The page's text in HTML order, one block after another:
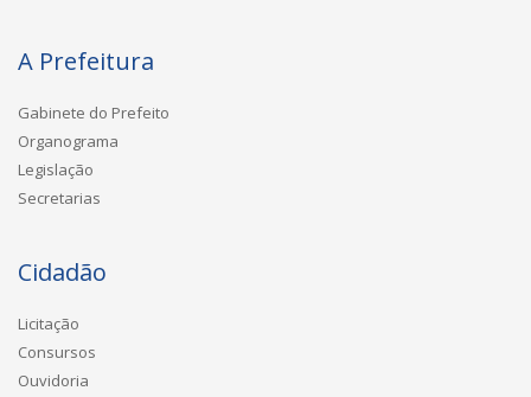
A Prefeitura
Gabinete do Prefeito
Organograma
Legislação
Secretarias
Cidadão
Licitação
Consursos
Ouvidoria